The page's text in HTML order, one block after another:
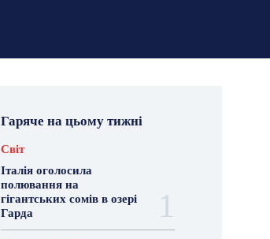
Гаряче на цьому тижні
Світ
Італія оголосила
полювання на
гігантських сомів в озері
Гарда